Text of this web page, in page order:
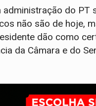
do PT
não são de hoje,
dão como
da Câmara e do